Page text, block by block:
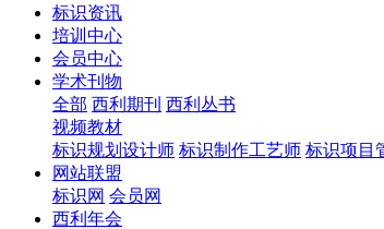
标识资讯
培训中心
会员中心
学术刊物
全部 西利期刊 西利丛书
视频教材
标识规划设计师 标识制作工艺师 标识项目
网站联盟
标识网 会员网
西利年会